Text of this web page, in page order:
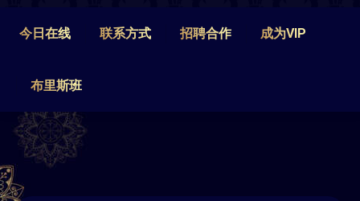
今日在线 联系方式 招聘合作 成为VIP
布里斯班